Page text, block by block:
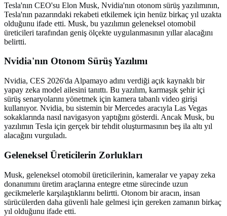
Tesla'nın CEO'su Elon Musk, Nvidia'nın otonom sürüş yazılımının,
Tesla'nın pazarındaki rekabeti etkilemek için henüz birkaç yıl uzakta
olduğunu ifade etti. Musk, bu yazılımın geleneksel otomobil
üreticileri tarafından geniş ölçekte uygulanmasının yıllar alacağını
belirtti.
Nvidia'nın Otonom Sürüş Yazılımı
Nvidia, CES 2026'da Alpamayo adını verdiği açık kaynaklı bir
yapay zeka model ailesini tanıttı. Bu yazılım, karmaşık şehir içi
sürüş senaryolarını yönetmek için kamera tabanlı video girişi
kullanıyor. Nvidia, bu sistemin bir Mercedes aracıyla Las Vegas
sokaklarında nasıl navigasyon yaptığını gösterdi. Ancak Musk, bu
yazılımın Tesla için gerçek bir tehdit oluşturmasının beş ila altı yıl
alacağını vurguladı.
Geleneksel Üreticilerin Zorlukları
Musk, geleneksel otomobil üreticilerinin, kameralar ve yapay zeka
donanımını üretim araçlarına entegre etme sürecinde uzun
gecikmelerle karşılaştıklarını belirtti. Otonom bir aracın, insan
sürücülerden daha güvenli hale gelmesi için gereken zamanın birkaç
yıl olduğunu ifade etti.